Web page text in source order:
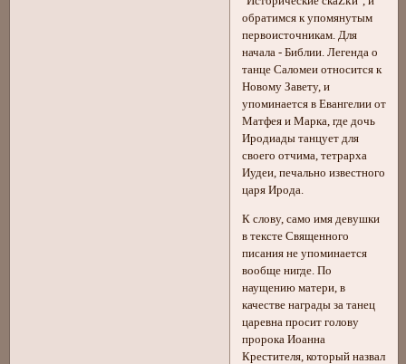
обратимся к упомянутым
первоисточникам. Для
начала - Библии. Легенда о
танце Саломеи относится к
Новому Завету, и
упоминается в Евангелии от
Матфея и Марка, где дочь
Иродиады танцует для
своего отчима, тетрарха
Иудеи, печально известного
царя Ирода.
К слову, само имя девушки
в тексте Священного
писания не упоминается
вообще нигде. По
наущению матери, в
качестве награды за танец
царевна просит голову
пророка Иоанна
Крестителя, который назвал